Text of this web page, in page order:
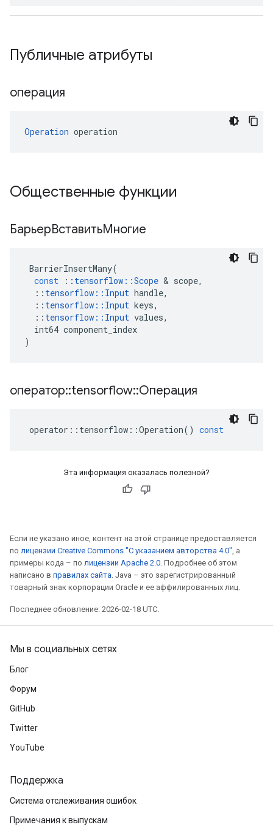
Публичные атрибуты
операция
Operation operation
Общественные функции
БарьерВставитьМногие
BarrierInsertMany(
const
:: tensorflow ::Scope & scope,
:: tensorflow :: Input handle,
:: tensorflow :: Input keys,
:: tensorflow :: Input values,
int64 component_index
)
оператор::tensorflow::Операция
operator :: tensorflow ::Operation() const
Эта информация оказалась полезной?
Если не указано иное, контент на этой странице предоставляется
по лицензии Creative Commons "С указанием авторства 4.0", а
примеры кода – по лицензии Apache 2.0. Подробнее об этом
написано в правилах сайта. Java – это зарегистрированный
товарный знак корпорации Oracle и ее аффилированных лиц.
Последнее обновление: 2026-02-18 UTC.
Мы в социальных сетях
Блог
Форум
GitHub
Twitter
YouTube
Поддержка
Система отслеживания ошибок
Примечания к выпускам